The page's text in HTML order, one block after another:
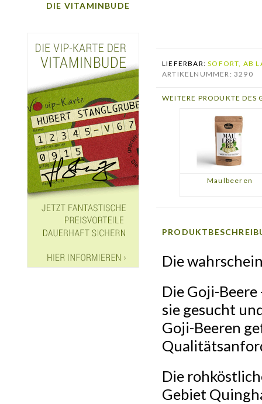
DIE VITAMINBUDE
LIEFERBAR:SOFORT, AB
ARTIKELNUMMER: 3290
WEITERE PRODUKTE DES
Maulbeeren
Die
Die Goji-
sie gesucht
Goji-Beeren
Die
Gebiet